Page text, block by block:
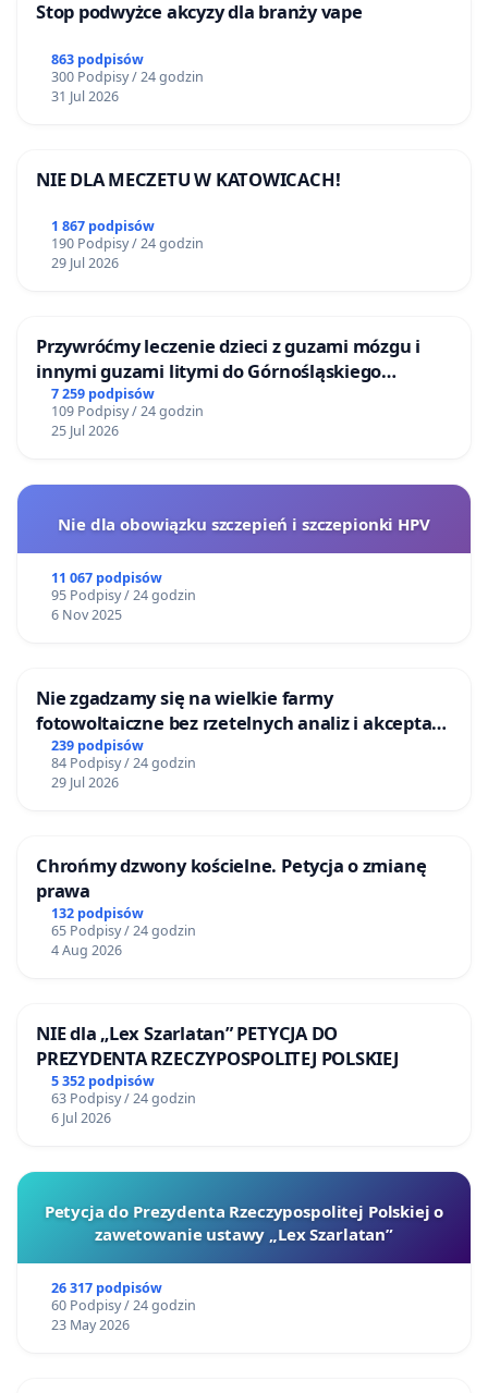
Stop podwyżce akcyzy dla branży vape
863 podpisów
300 Podpisy / 24 godzin
31 Jul 2026
NIE DLA MECZETU W KATOWICACH!
1 867 podpisów
190 Podpisy / 24 godzin
29 Jul 2026
Przywróćmy leczenie dzieci z guzami mózgu i
innymi guzami litymi do Górnośląskiego
Centrum Zdrowia Dziecka w Katowicach
7 259 podpisów
109 Podpisy / 24 godzin
25 Jul 2026
Nie dla obowiązku szczepień i szczepionki HPV
11 067 podpisów
95 Podpisy / 24 godzin
6 Nov 2025
Nie zgadzamy się na wielkie farmy
fotowoltaiczne bez rzetelnych analiz i akceptacji
mieszkańców
239 podpisów
84 Podpisy / 24 godzin
29 Jul 2026
Chrońmy dzwony kościelne. Petycja o zmianę
prawa
132 podpisów
65 Podpisy / 24 godzin
4 Aug 2026
NIE dla „Lex Szarlatan” PETYCJA DO
PREZYDENTA RZECZYPOSPOLITEJ POLSKIEJ
5 352 podpisów
63 Podpisy / 24 godzin
6 Jul 2026
Petycja do Prezydenta Rzeczypospolitej Polskiej o
zawetowanie ustawy „Lex Szarlatan”
26 317 podpisów
60 Podpisy / 24 godzin
23 May 2026